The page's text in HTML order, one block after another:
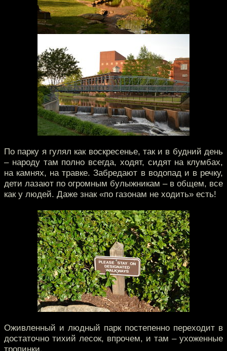
По парку я гулял как воскресенье, так и в будний день
– народу там полно всегда, ходят, сидят на клумбах,
на камнях, на травке. Забредают в водопад и в речку,
дети лазают по огромным булыжникам – в общем, все
как у людей. Даже знак «по газонам не ходить» есть!
Оживленный и людный парк постепенно переходит в
достаточно тихий лесок, впрочем, и там – ухоженные